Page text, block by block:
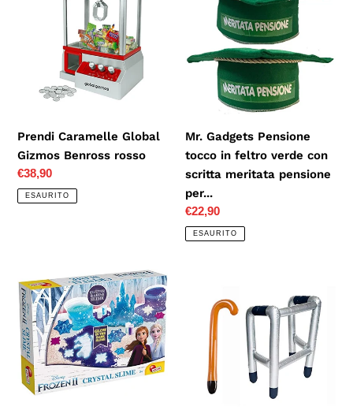
Benross
Prendi Caramelle Global
Gizmos Benross rosso
Prezzo
di
listino
€38,90
ESAURITO
Pensione
feltro
meritata
pensione
per...
Mr. Gadgets Pensione
tocco in feltro verde con
scritta meritata pensione
per...
Prezzo
di
listino
€22,90
ESAURITO
Lisciani
Giochi
73689
Gioco
per
Bambini
Giocattolo
deambulatore
Bastone
Anziani